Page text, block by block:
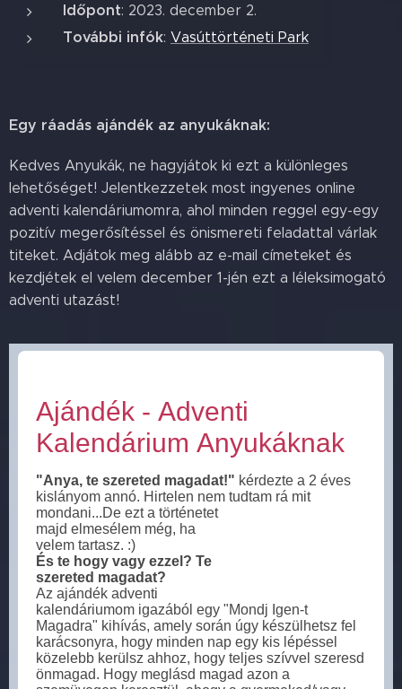
Időpont: 2023. december 2.
További infók: Vasúttörténeti Park
Egy ráadás ajándék az anyukáknak:
Kedves Anyukák, ne hagyjátok ki ezt a különleges
lehetőséget! Jelentkezzetek most ingyenes online
adventi kalendáriumomra, ahol minden reggel egy-egy
pozitív megerősítéssel és önismereti feladattal várlak
titeket. Adjátok meg alább az e-mail címeteket és
kezdjétek el velem december 1-jén ezt a léleksimogató
adventi utazást!